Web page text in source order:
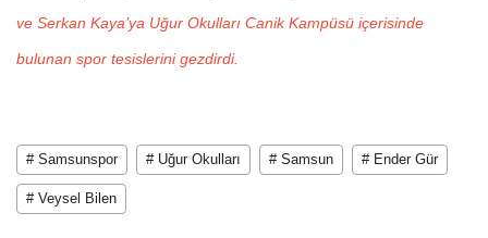
ve Serkan Kaya’ya Uğur Okulları Canik Kampüsü içerisinde
bulunan spor tesislerini gezdirdi.
# Samsunspor # Uğur Okulları # Samsun # Ender Gür
# Veysel Bilen